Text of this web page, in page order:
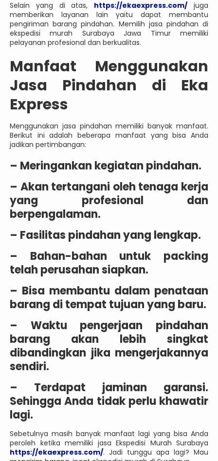
Selain yang di atas, https://ekaexpress.com/ juga
memberikan layanan lain yaitu dapat membantu
pengiriman barang pindahan. Memilih jasa pindahan di
ekspedisi murah Surabaya Jawa Timur memiliki
pelayanan profesional dan berkualitas.
Manfaat Menggunakan
Jasa Pindahan di Eka
Express
Menggunakan jasa pindahan memiliki banyak manfaat.
Berikut ini adalah beberapa manfaat yang bisa Anda
jadikan pertimbangan:
– Meringankan kegiatan pindahan.
– Akan tertangani oleh tenaga kerja
yang profesional dan
berpengalaman.
– Fasilitas pindahan yang lengkap.
– Bahan-bahan untuk packing
telah perusahan siapkan.
– Bisa membantu dalam penataan
barang di tempat tujuan yang baru.
– Waktu pengerjaan pindahan
barang akan lebih singkat
dibandingkan jika mengerjakannya
sendiri.
– Terdapat jaminan garansi.
Sehingga Anda tidak perlu khawatir
lagi.
Sebetulnya masih banyak manfaat lagi yang bisa Anda
peroleh ketika memiliki jasa Ekspedisi Murah Surabaya
https://ekaexpress.com/. Jadi tunggu apa lagi? Mau